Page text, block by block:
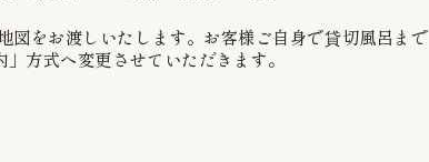
図をお渡しいたします。お客様ご自身で貸切風呂まで
方式へ変更させていただきます。